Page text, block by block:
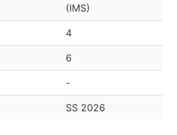
(IMS)
4
6
-
SS 2026